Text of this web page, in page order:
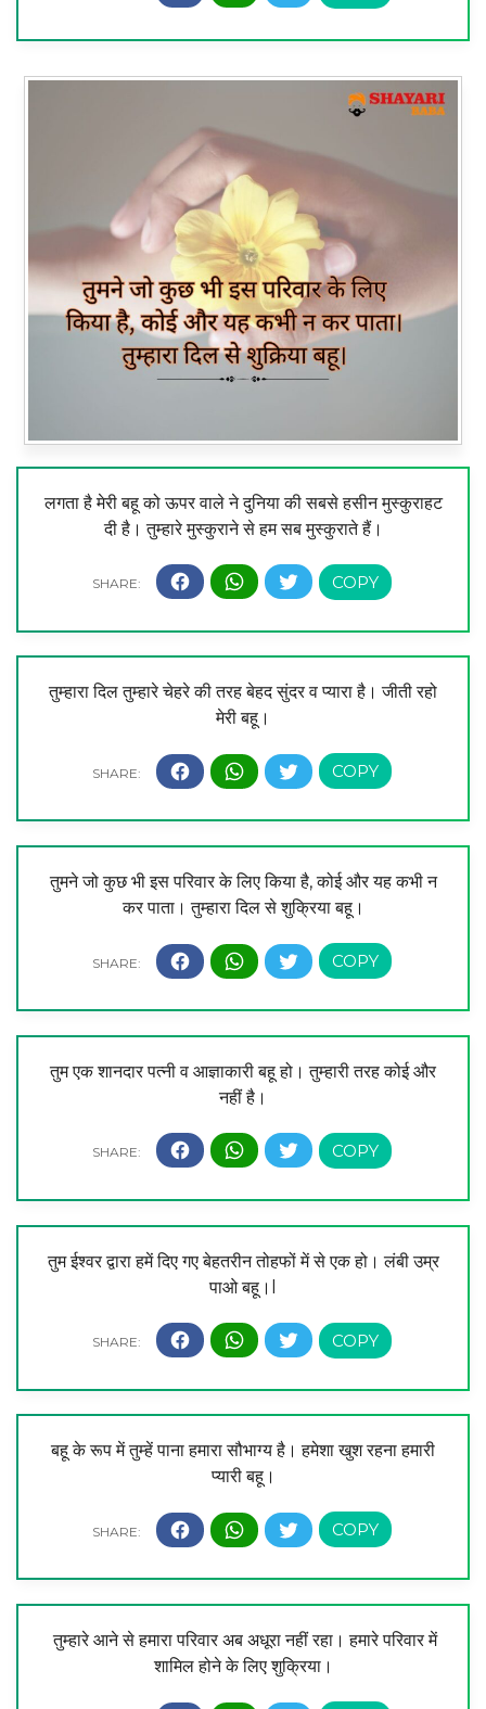
लगता है मेरी बहू को ऊपर वाले ने दुनिया की सबसे हसीन मुस्कुराहट
दी है। तुम्हारे मुस्कुराने से हम सब मुस्कुराते हैं।
तुम्हारा दिल तुम्हारे चेहरे की तरह बेहद सुंदर व प्यारा है। जीती रहो
मेरी बहू।
तुमने जो कुछ भी इस परिवार के लिए किया है, कोई और यह कभी न
कर पाता। तुम्हारा दिल से शुक्रिया बहू।
तुम एक शानदार पत्नी व आज्ञाकारी बहू हो। तुम्हारी तरह कोई और
नहीं है।
तुम ईश्वर द्वारा हमें दिए गए बेहतरीन तोहफों में से एक हो। लंबी उम्र
पाओ बहू।l
बहू के रूप में तुम्हें पाना हमारा सौभाग्य है। हमेशा खुश रहना हमारी
प्यारी बहू।
तुम्हारे आने से हमारा परिवार अब अधूरा नहीं रहा। हमारे परिवार में
शामिल होने के लिए शुक्रिया।